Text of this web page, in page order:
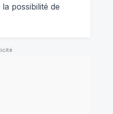
possibilité de